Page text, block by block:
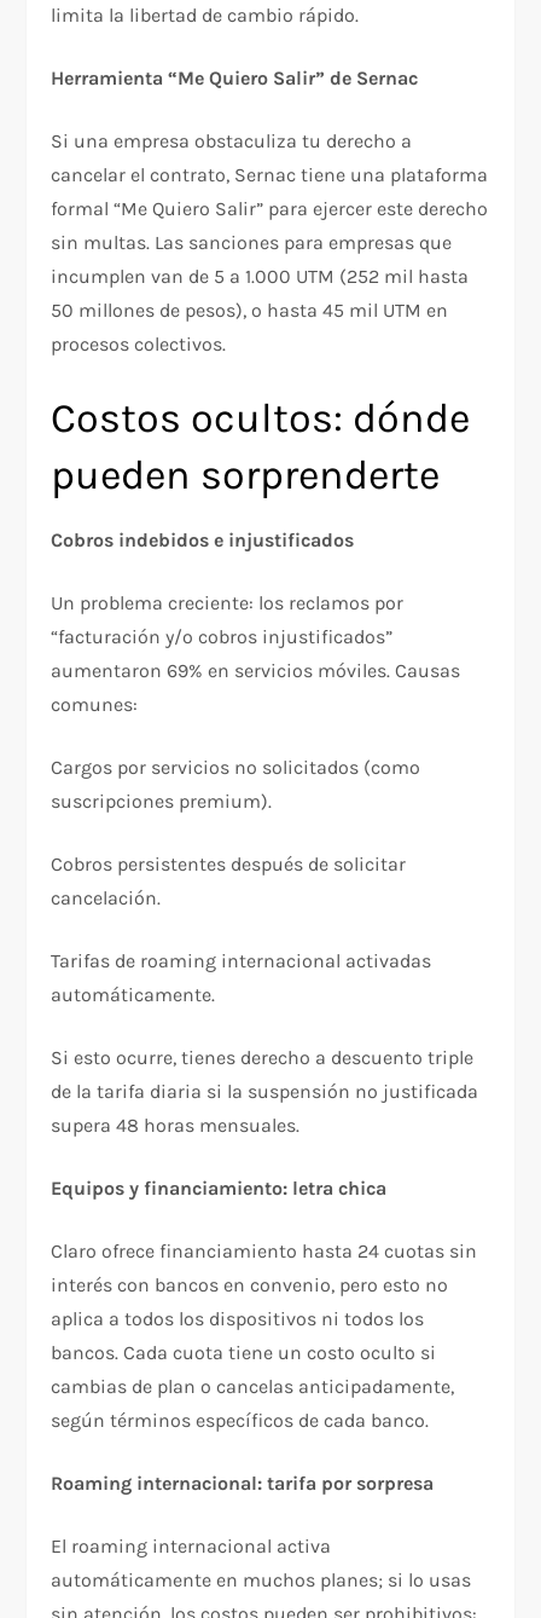
limita la libertad de cambio rápido.​
Herramienta “Me Quiero Salir” de Sernac
Si una empresa obstaculiza tu derecho a
cancelar el contrato, Sernac tiene una plataforma
formal “Me Quiero Salir” para ejercer este derecho
sin multas. Las sanciones para empresas que
incumplen van de 5 a 1.000 UTM (252 mil hasta
50 millones de pesos), o hasta 45 mil UTM en
procesos colectivos.​
Costos ocultos: dónde
pueden sorprenderte
Cobros indebidos e injustificados
Un problema creciente: los reclamos por
“facturación y/o cobros injustificados”
aumentaron 69% en servicios móviles. Causas
comunes:​
Cargos por servicios no solicitados (como
suscripciones premium).
Cobros persistentes después de solicitar
cancelación.
Tarifas de roaming internacional activadas
automáticamente.​
Si esto ocurre, tienes derecho a descuento triple
de la tarifa diaria si la suspensión no justificada
supera 48 horas mensuales.​
Equipos y financiamiento: letra chica
Claro ofrece financiamiento hasta 24 cuotas sin
interés con bancos en convenio, pero esto no
aplica a todos los dispositivos ni todos los
bancos. Cada cuota tiene un costo oculto si
cambias de plan o cancelas anticipadamente,
según términos específicos de cada banco.​
Roaming internacional: tarifa por sorpresa
El roaming internacional activa
automáticamente en muchos planes; si lo usas